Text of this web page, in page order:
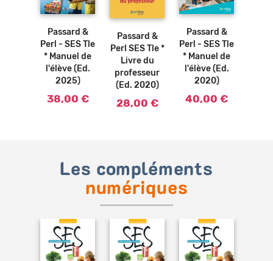
Ajouter
au
Passard &
Perl - SES Tle
* Manuel de
l'élève (Ed.
2025)
38,00 €
Ajouter
au
Passard &
Perl SES Tle *
Livre du
professeur
(Ed. 2020)
28,00 €
Ajouter
au
Passard &
Perl - SES Tle
* Manuel de
l'élève (Ed.
2020)
40,00 €
Les compléments
numériques